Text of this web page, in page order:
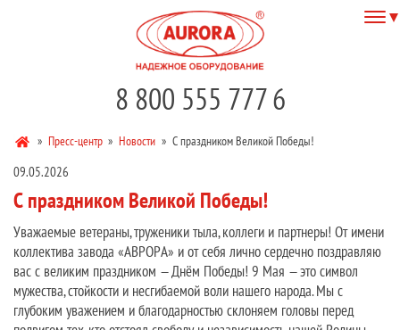
8 800 555 777 6
» Пресс-центр » Новости » С праздником Великой Победы!
09.05.2026
С праздником Великой Победы!
Уважаемые ветераны, труженики тыла, коллеги и партнеры! От имени
коллектива завода «АВРОРА» и от себя лично сердечно поздравляю
вас с великим праздником — Днём Победы! 9 Мая — это символ
мужества, стойкости и несгибаемой воли нашего народа. Мы с
глубоким уважением и благодарностью склоняем головы перед